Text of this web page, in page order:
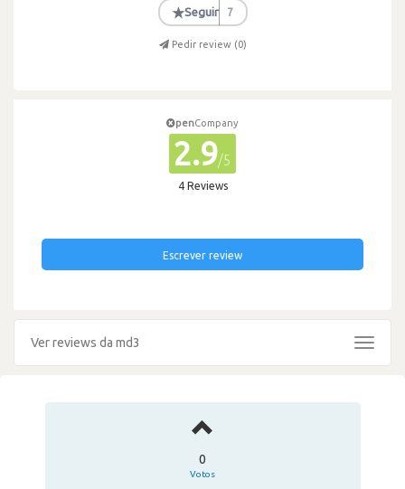
★Seguir 7
Pedir review (0)
penCompany
2.9/5
4 Reviews
Escrever review
Ver reviews da md3
Toggle
0
Votos